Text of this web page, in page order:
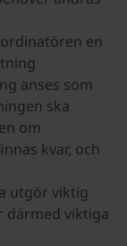
en
anses som
ska
om
kvar, och
utgör viktig
därmed viktiga